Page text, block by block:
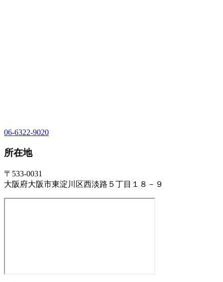
06-6322-9020
所在地
〒533-0031
大阪府大阪市東淀川区西淡路５丁目１８－９